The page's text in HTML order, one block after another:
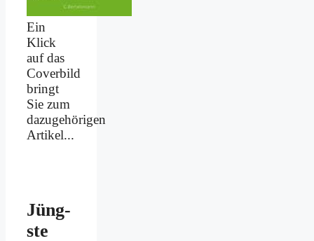
Ein
Klick
auf das
Coverbild
bringt
Sie zum
dazugehörigen
Artikel...
Jüng­
ste